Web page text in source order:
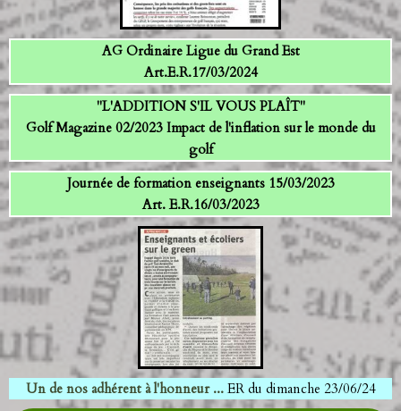
AG Ordinaire Ligue du Grand Est
Art.E.R.17/03/2024
"L'ADDITION S'IL VOUS PLAÎT"
Golf Magazine 02/2023 Impact de l'inflation sur le monde du
golf
Journée de formation enseignants 15/03/2023
Art. E.R.16/03/2023
Un de nos adhérent à l'honneur ...ER du dimanche 23/06/24